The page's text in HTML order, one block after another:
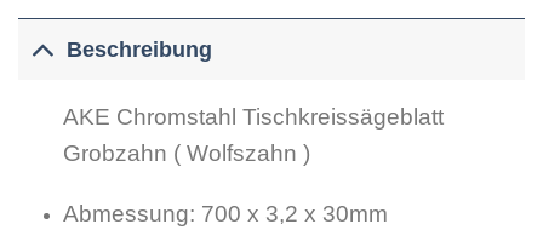
Beschreibung
AKE Chromstahl Tischkreissägeblatt
Grobzahn ( Wolfszahn )
Abmessung: 700 x 3,2 x 30mm